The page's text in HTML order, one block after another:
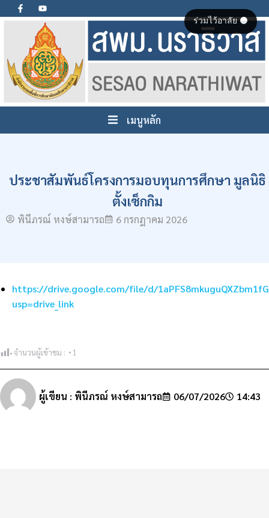
เมนูหลัก
ประชาสัมพันธ์โครงการมอบทุนการศึกษา มูลนิธิ
ตั้งเซ็กกิม
พินีภรณ์ หงษ์สามารถ 6 กรกฎาคม 2026
https://drive.google.com/file/d/
usp=drive_link
จำนวนผู้เข้าชม : 1
ผู้เขียน : พินีภรณ์ หงษ์สามารถ 06/07/2026 14:43
ร่วมไว้อาลัย ⚫